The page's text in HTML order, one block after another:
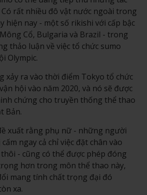
rất nhiều đô vật nước ngoài trong
hiện nay - một số rikishi với cấp bậc
Cổ, Bulgaria và Brazil - trong
thảo luận về việc tổ chức sumo
Olympic.
xảy ra vào thời điểm Tokyo tổ chức
hội vào năm 2020, và nó sẽ được
chứng cho truyền thống thể thao
Bản.
xuất rằng phụ nữ - những người
ngay cả chỉ việc đặt chân vào
- cũng có thể được phép đóng
hơn trong môn thể thao này,
mang tính chất trọng đại đó
xa.